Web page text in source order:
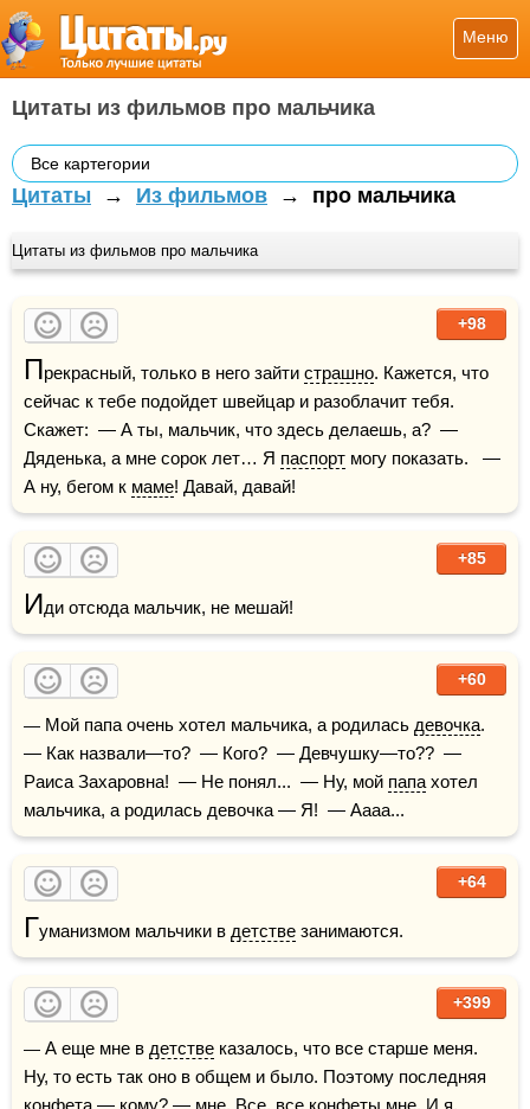
Меню
Цитаты из фильмов про мальчика
Все картегории
Цитаты → Из фильмов → про мальчика
Цитаты из фильмов про мальчика
+98
Прекрасный, только в него зайти страшно. Кажется, что
сейчас к тебе подойдет швейцар и разоблачит тебя.
Скажет:  — А ты, мальчик, что здесь делаешь, а?  —
Дяденька, а мне сорок лет… Я паспорт могу показать.   —
А ну, бегом к маме! Давай, давай!
+85
Иди отсюда мальчик, не мешай!
+60
— Мой папа очень хотел мальчика, а родилась девочка.
— Как назвали—то?  — Кого?  — Девчушку—то??  —
Раиса Захаровна!  — Не понял...  — Ну, мой папа хотел
мальчика, а родилась девочка — Я!  — Аааа...
+64
Гуманизмом мальчики в детстве занимаются.
+399
— А еще мне в детстве казалось, что все старше меня.
конфета — кому? — мне. Все, все конфеты мне. И я,